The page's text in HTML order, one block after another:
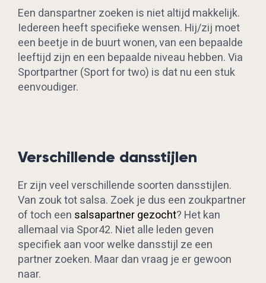
Een danspartner zoeken is niet altijd makkelijk.
Iedereen heeft specifieke wensen. Hij/zij moet
een beetje in de buurt wonen, van een bepaalde
leeftijd zijn en een bepaalde niveau hebben. Via
Sportpartner (Sport for two) is dat nu een stuk
eenvoudiger.
Verschillende dansstijlen
Er zijn veel verschillende soorten dansstijlen.
Van zouk tot salsa. Zoek je dus een zoukpartner
of toch een salsapartner gezocht? Het kan
allemaal via Spor42. Niet alle leden geven
specifiek aan voor welke dansstijl ze een
partner zoeken. Maar dan vraag je er gewoon
naar.